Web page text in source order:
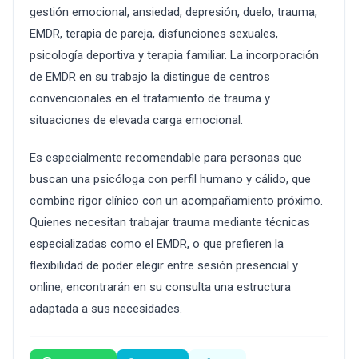
gestión emocional, ansiedad, depresión, duelo, trauma,
EMDR, terapia de pareja, disfunciones sexuales,
psicología deportiva y terapia familiar. La incorporación
de EMDR en su trabajo la distingue de centros
convencionales en el tratamiento de trauma y
situaciones de elevada carga emocional.
Es especialmente recomendable para personas que
buscan una psicóloga con perfil humano y cálido, que
combine rigor clínico con un acompañamiento próximo.
Quienes necesitan trabajar trauma mediante técnicas
especializadas como el EMDR, o que prefieren la
flexibilidad de poder elegir entre sesión presencial y
online, encontrarán en su consulta una estructura
adaptada a sus necesidades.